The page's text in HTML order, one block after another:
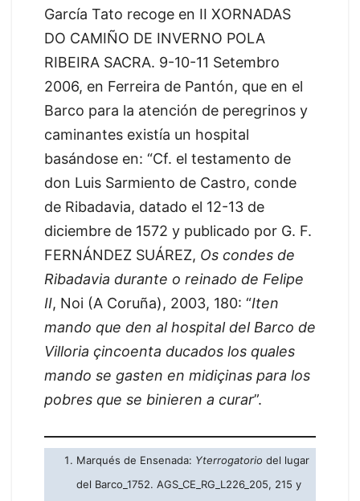
García Tato recoge en II XORNADAS
DO CAMIÑO DE INVERNO POLA
RIBEIRA SACRA. 9-10-11 Setembro
2006, en Ferreira de Pantón, que en el
Barco para la atención de peregrinos y
caminantes existía un hospital
basándose en: “Cf. el testamento de
don Luis Sarmiento de Castro, conde
de Ribadavia, datado el 12-13 de
diciembre de 1572 y publicado por G. F.
FERNÁNDEZ SUÁREZ, Os condes de
Ribadavia durante o reinado de Felipe
II, Noi (A Coruña), 2003, 180: “Iten
mando que den al hospital del Barco de
Villoria çincoenta ducados los quales
mando se gasten en midiçinas para los
pobres que se binieren a curar”.
Marqués de Ensenada: Yterrogatorio del lugar
del Barco_1752. AGS_CE_RG_L226_205, 215 y